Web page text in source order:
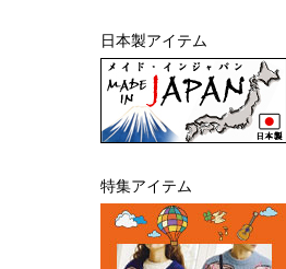
日本製アイテム
特集アイテム